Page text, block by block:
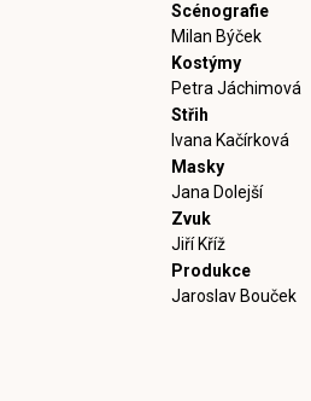
Scénografie
Milan Býček
Kostýmy
Petra Jáchimová
Střih
Ivana Kačírková
Masky
Jana Dolejší
Zvuk
Jiří Kříž
Produkce
Jaroslav Bouček